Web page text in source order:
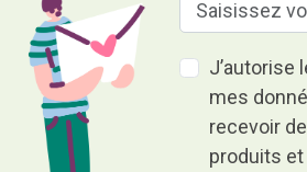
J’autorise
mes
recevoir
produits